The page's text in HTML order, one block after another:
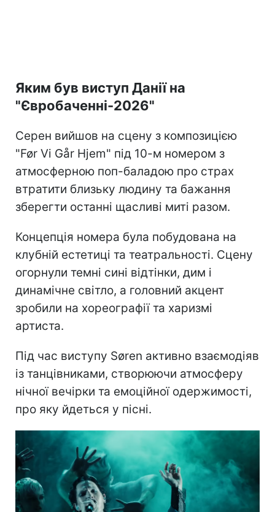
Яким був виступ Данії на
"Євробаченні-2026"
Серен вийшов на сцену з композицією
"Før Vi Går Hjem" під 10-м номером з
атмосферною поп-баладою про страх
втратити близьку людину та бажання
зберегти останні щасливі миті разом.
Концепція номера була побудована на
клубній естетиці та театральності. Сцену
огорнули темні сині відтінки, дим і
динамічне світло, а головний акцент
зробили на хореографії та харизмі
артиста.
Під час виступу Søren активно взаємодіяв
із танцівниками, створюючи атмосферу
нічної вечірки та емоційної одержимості,
про яку йдеться у пісні.